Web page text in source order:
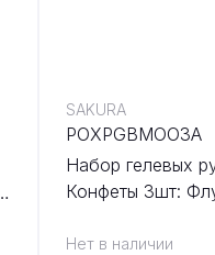
Нет в наличии
Набор гелевых
Конфеты 3шт:
SAKURA
POXPGBMOO3A